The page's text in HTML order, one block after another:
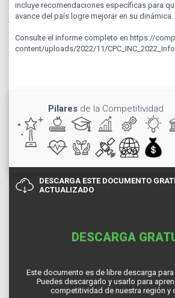
incluye recomendaciones específicas para
avance del país logre mejorar en su dinámica.
Consulte el informe completo en https://
content/uploads/2022/11/
Pilares de la Competitividad
DESCARGA ESTE DOCUMENTO
ACTUALIZADO
DESCARGA
Este documento es de libre descarga
Puedes descargarlo y usarlo para
competitividad de nuestra región y